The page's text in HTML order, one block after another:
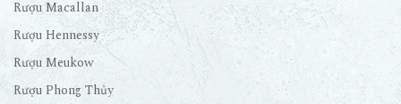
Rượu Macallan
Rượu Hennessy
Rượu Meukow
Rượu Phong Thủy